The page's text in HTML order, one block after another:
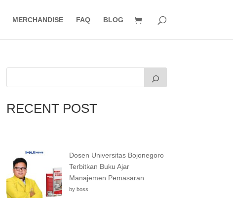
MERCHANDISE FAQ BLOG
RECENT POST
Dosen Universitas Bojonegoro
Terbitkan Buku Ajar
Manajemen Pemasaran
by boss